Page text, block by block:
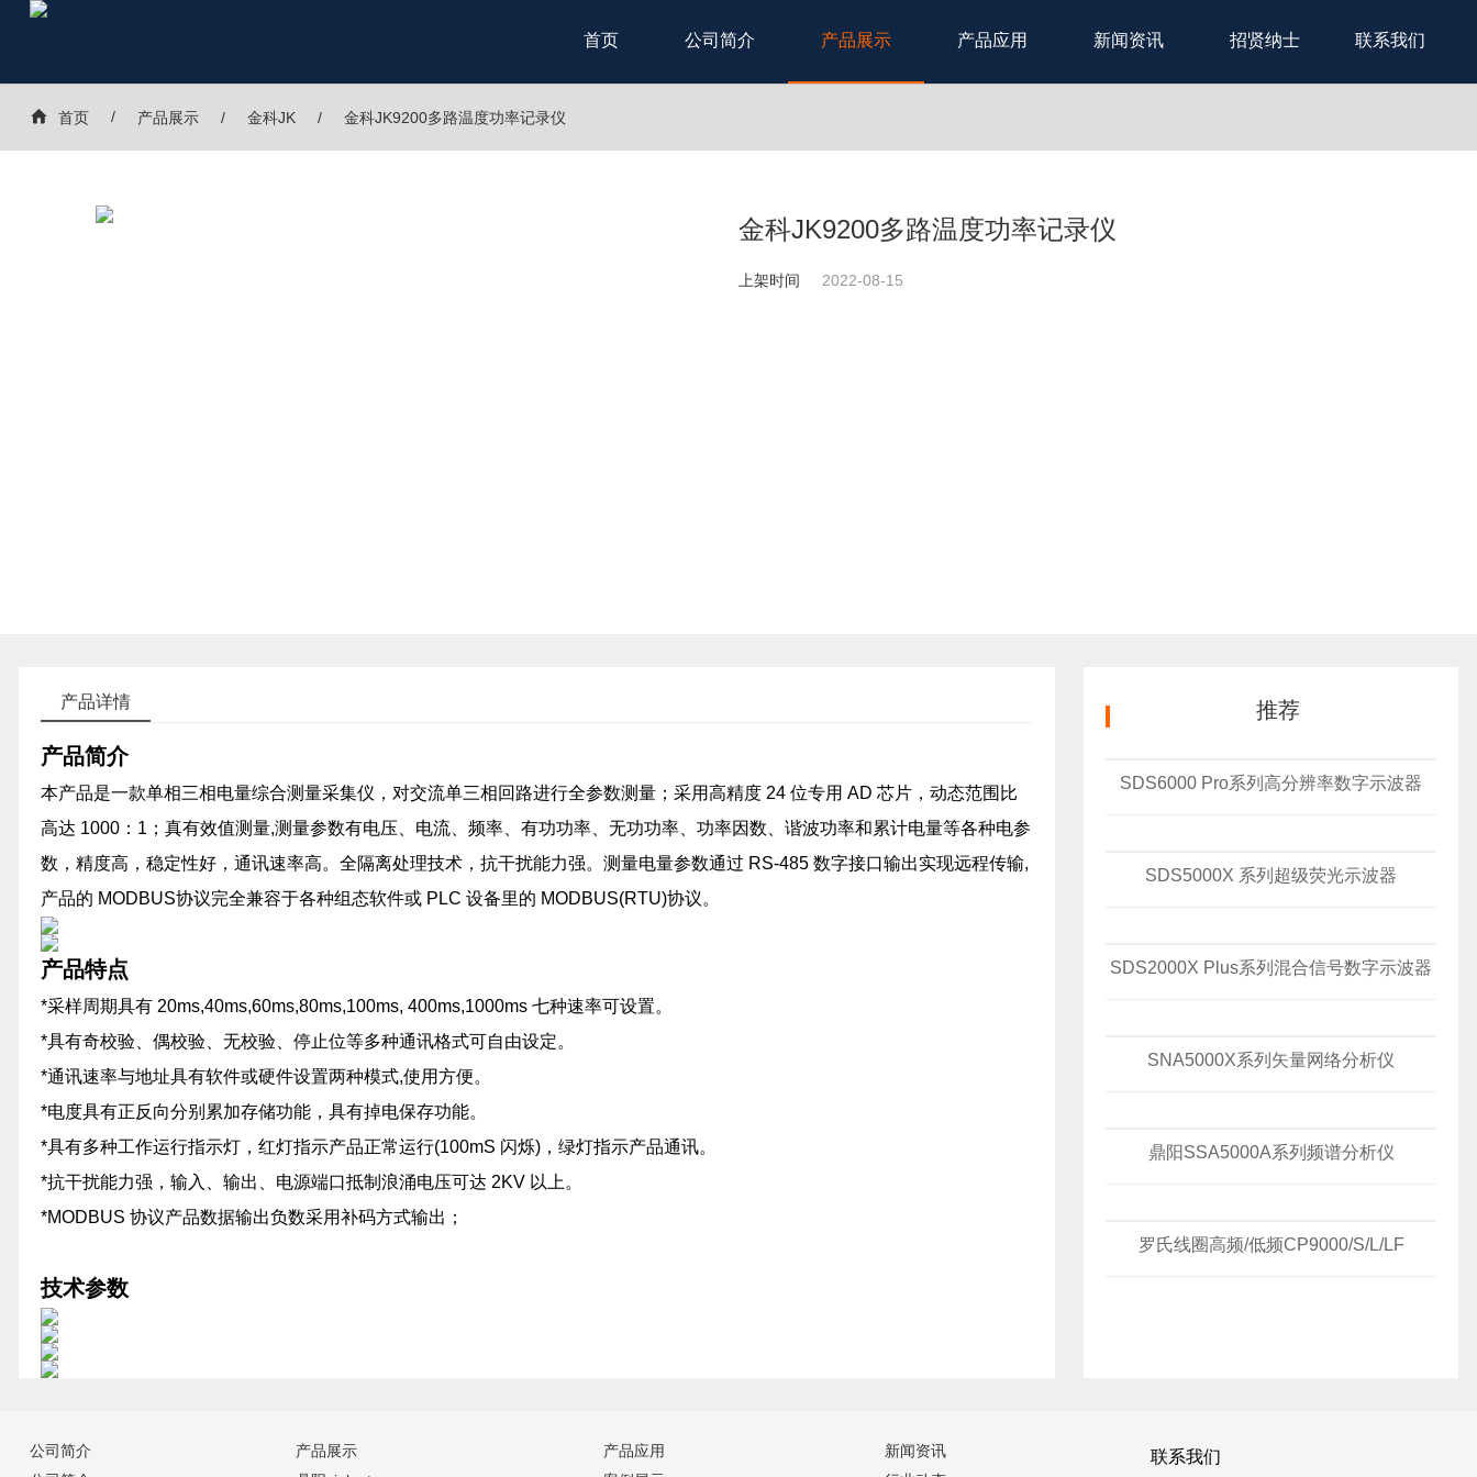
首页 公司简介 产品展示 产品应用 新闻资讯 招贤纳士 联系我们
首页 产品展示 金科JK 金科JK9200多路温度功率记录仪
金科JK9200多路温度功率记录仪
上架时间 2022-08-15
产品详情
产品简介
本产品是一款单相三相电量综合测量采集仪，对交流单三相回路进行全参数测量；采用高精度 24 位专用 AD 芯片，动态范围比
高达 1000：1；真有效值测量,测量参数有电压、电流、频率、有功功率、无功功率、功率因数、谐波功率和累计电量等各种电参
数，精度高，稳定性好，通讯速率高。全隔离处理技术，抗干扰能力强。测量电量参数通过 RS-485 数字接口输出实现远程传输,
产品的 MODBUS协议完全兼容于各种组态软件或 PLC 设备里的 MODBUS(RTU)协议。
产品特点
*采样周期具有 20ms,40ms,60ms,80ms,100ms, 400ms,1000ms 七种速率可设置。
*具有奇校验、偶校验、无校验、停止位等多种通讯格式可自由设定。
*通讯速率与地址具有软件或硬件设置两种模式,使用方便。
*电度具有正反向分别累加存储功能，具有掉电保存功能。
*具有多种工作运行指示灯，红灯指示产品正常运行(100mS 闪烁)，绿灯指示产品通讯。
*抗干扰能力强，输入、输出、电源端口抵制浪涌电压可达 2KV 以上。
*MODBUS 协议产品数据输出负数采用补码方式输出；
技术参数
推荐
SDS6000 Pro系列高分辨率数字示波器
SDS5000X 系列超级荧光示波器
SDS2000X Plus系列混合信号数字示波器
SNA5000X系列矢量网络分析仪
鼎阳SSA5000A系列频谱分析仪
罗氏线圈高频/低频CP9000/S/L/LF
公司简介
产品展示
产品应用
新闻资讯
联系我们